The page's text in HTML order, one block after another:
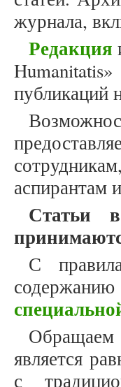
журнала,
Редакция
публикаций
аспирантам
Статьи
С
является
с